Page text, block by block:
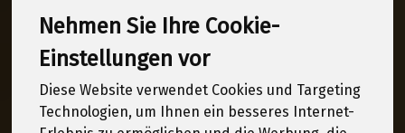
Nehmen Sie Ihre Cookie-
Einstellungen vor
Diese Website verwendet Cookies und Targeting
Technologien, um Ihnen ein besseres Internet-